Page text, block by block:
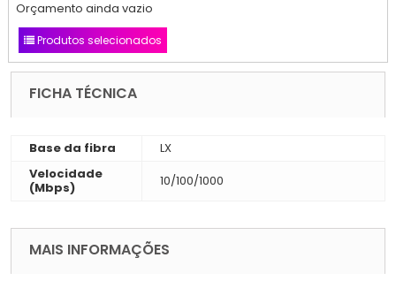
Orçamento ainda vazio
Produtos selecionados
FICHA TÉCNICA
Base da fibra
LX
Velocidade
(Mbps)
10/100/1000
MAIS INFORMAÇÕES